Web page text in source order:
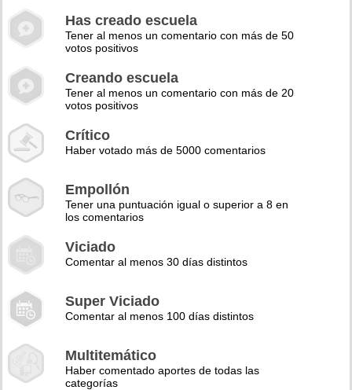
Has creado escuela
Tener al menos un comentario con más de 50
votos positivos
Creando escuela
Tener al menos un comentario con más de 20
votos positivos
Crítico
Haber votado más de 5000 comentarios
Empollón
Tener una puntuación igual o superior a 8 en
los comentarios
Viciado
Comentar al menos 30 días distintos
Super Viciado
Comentar al menos 100 días distintos
Multitemático
Haber comentado aportes de todas las
categorías